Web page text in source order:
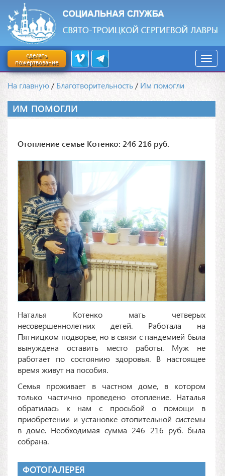
сделать
пожертвование
На главную /Благотворительность /Им помогли
ИМ ПОМОГЛИ
Отопление семье Котенко: 246 216 руб.
Наталья Котенко мать четверых
несовершеннолетних детей. Работала на
Пятницком подворье, но в связи с пандемией была
вынуждена оставить место работы. Муж не
работает по состоянию здоровья. В настоящее
время живут на пособия.
Семья проживает в частном доме, в котором
только частично проведено отопление. Наталья
обратилась к нам с просьбой о помощи в
приобретении и установке отопительной системы
в доме. Необходимая сумма 246 216 руб. была
собрана.
ФОТОГАЛЕРЕЯ